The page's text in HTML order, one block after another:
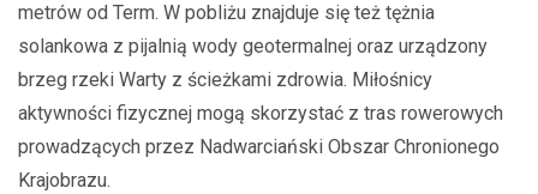
metrów od Term. W pobliżu znajduje się też tężnia
solankowa z pijalnią wody geotermalnej oraz urządzony
brzeg rzeki Warty z ścieżkami zdrowia. Miłośnicy
aktywności fizycznej mogą skorzystać z tras rowerowych
prowadzących przez Nadwarciański Obszar Chronionego
Krajobrazu.